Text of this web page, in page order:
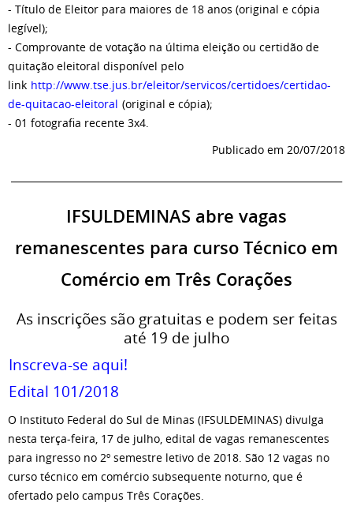
- Título de Eleitor para maiores de 18 anos (original e cópia
legível);
- Comprovante de votação na última eleição ou certidão de
quitação eleitoral disponível pelo
link http://www.tse.jus.br/eleitor/servicos/certidoes/certidao-
de-quitacao-eleitoral (original e cópia);
- 01 fotografia recente 3x4.
Publicado em 20/07/2018
IFSULDEMINAS abre vagas
remanescentes para curso Técnico em
Comércio em Três Corações
As inscrições são gratuitas e podem ser feitas
até 19 de julho
Inscreva-se aqui!
Edital 101/2018
O Instituto Federal do Sul de Minas (IFSULDEMINAS) divulga
nesta terça-feira, 17 de julho, edital de vagas remanescentes
para ingresso no 2º semestre letivo de 2018. São 12 vagas no
curso técnico em comércio subsequente noturno, que é
ofertado pelo campus Três Corações.